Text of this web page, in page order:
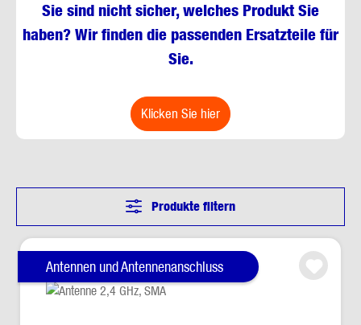
Sie sind nicht sicher, welches Produkt Sie
haben? Wir finden die passenden Ersatzteile für
Sie.
klicken Sie hier
Produkte filtern
Antennen und Antennenanschluss